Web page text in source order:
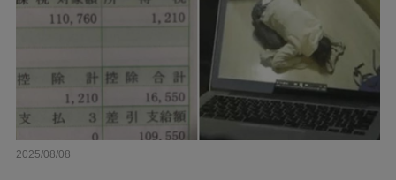
2025/08/08